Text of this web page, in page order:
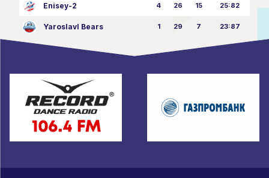
Enisey-2 4 26 15 25:82
Yaroslavl Bears 1 29 7 23:87